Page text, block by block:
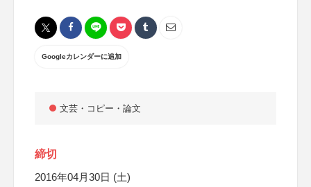
Googleカレンダーに追加
文芸・コピー・論文
締切
2016年04月30日 (土)